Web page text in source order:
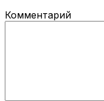
Комментарий